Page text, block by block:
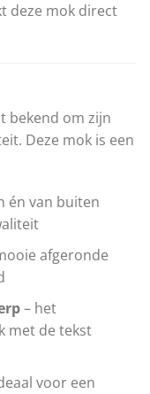
deze mok direct
bekend om zijn
Deze mok is een
én van buiten
afgeronde
– het
met de tekst
voor een